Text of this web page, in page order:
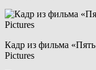
Кадр из фильма
Pictures